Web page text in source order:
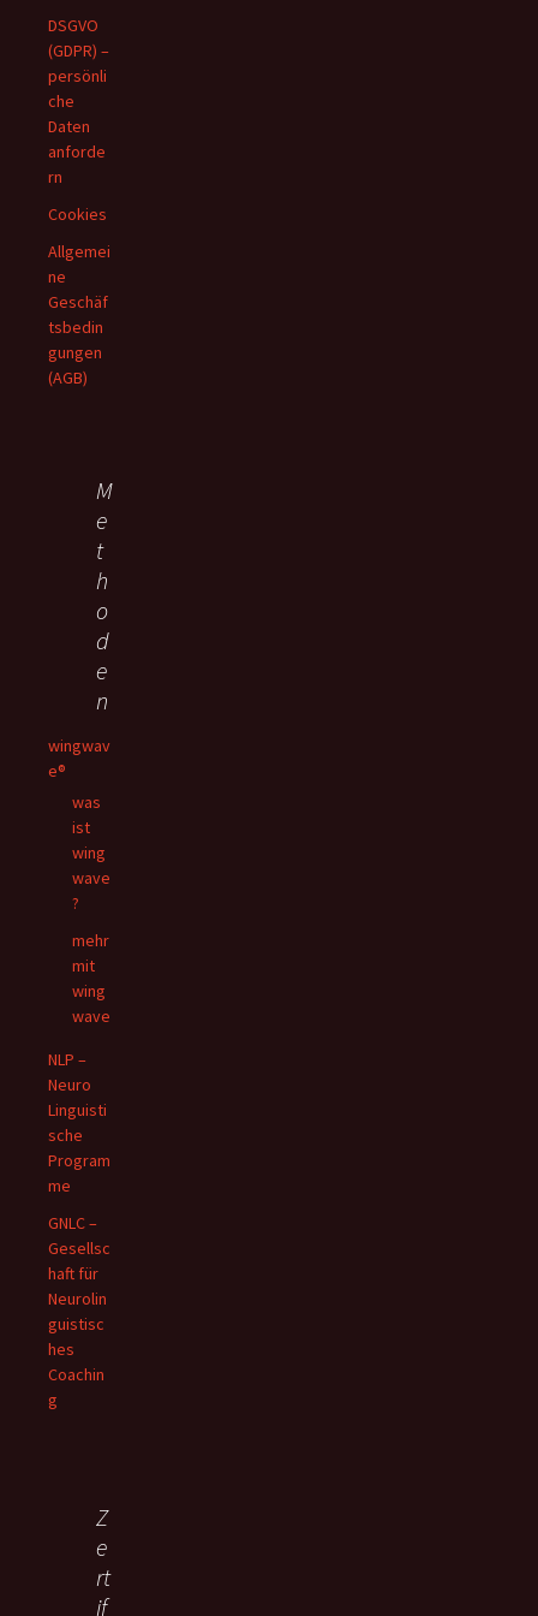
DSGVO
(GDPR) –
persönli
che
Daten
anforde
rn
Cookies
Allgemei
ne
Geschäf
tsbedin
gungen
(AGB)
M
e
t
h
o
d
e
n
wingwav
e®
was
ist
wing
wave
?
mehr
mit
wing
wave
NLP –
Neuro
Linguisti
sche
Program
me
GNLC –
Gesellsc
haft für
Neurolin
guistisc
hes
Coachin
g
Z
e
rt
if